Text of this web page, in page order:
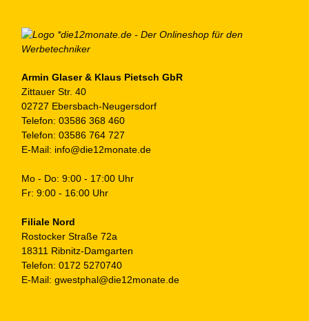
Armin Glaser & Klaus Pietsch GbR
Zittauer Str. 40
02727 Ebersbach-Neugersdorf
Telefon: 03586 368 460
Telefon: 03586 764 727
E-Mail: info@die12monate.de
Mo - Do: 9:00 - 17:00 Uhr
Fr: 9:00 - 16:00 Uhr
Filiale Nord
Rostocker Straße 72a
18311 Ribnitz-Damgarten
Telefon: 0172 5270740
E-Mail: gwestphal@die12monate.de